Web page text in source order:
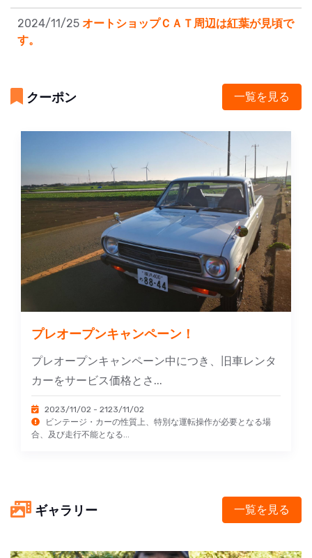
2024/11/25 オートショップＣＡＴ周辺は紅葉が見頃で
す。
クーポン 一覧を見る
プレオープンキャンペーン！
プレオープンキャンペーン中につき、旧車レンタ
カーをサービス価格とさ...
2023/11/02 - 2123/11/02
ビンテージ・カーの性質上、特別な運転操作が必要となる場
合、及び走行不能となる...
ギャラリー 一覧を見る